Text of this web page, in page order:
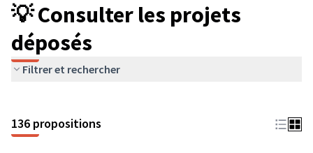
💡 Consulter les projets
déposés
Filtrer et rechercher
136 propositions